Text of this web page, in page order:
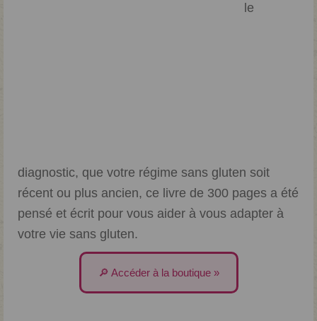
le
diagnostic, que votre régime sans gluten soit
récent ou plus ancien, ce livre de 300 pages a été
pensé et écrit pour vous aider à vous adapter à
votre vie sans gluten.
🔎 Accéder à la boutique »